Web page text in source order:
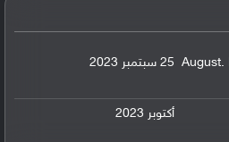
August. 25 سبتمبر 2023
أكتوبر 2023